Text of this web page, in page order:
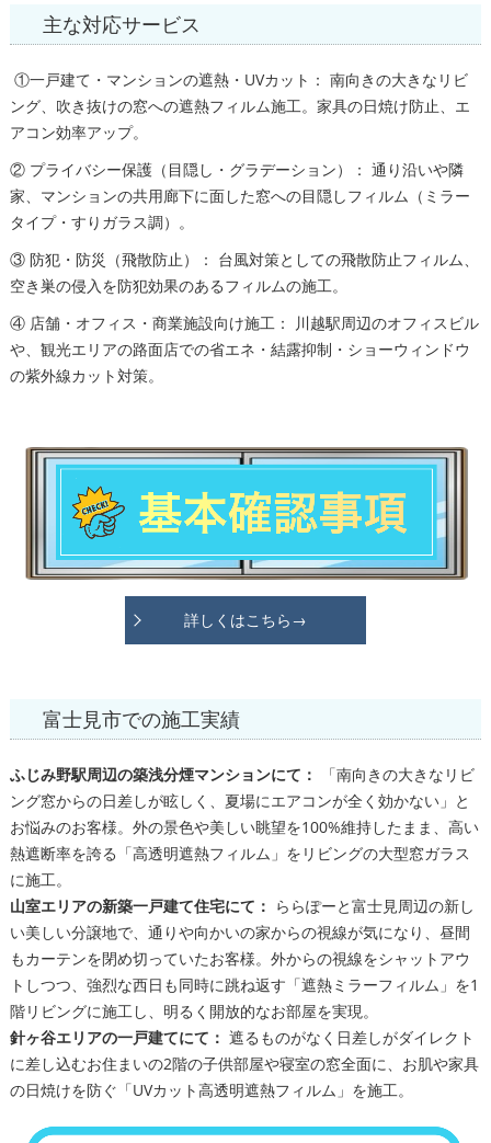
主な対応サービス
①一戸建て・マンションの遮熱・UVカット： 南向きの大きなリビ
ング、吹き抜けの窓への遮熱フィルム施工。家具の日焼け防止、エ
アコン効率アップ。
② プライバシー保護（目隠し・グラデーション）： 通り沿いや隣
家、マンションの共用廊下に面した窓への目隠しフィルム（ミラー
タイプ・すりガラス調）。
③ 防犯・防災（飛散防止）： 台風対策としての飛散防止フィルム、
空き巣の侵入を防犯効果のあるフィルムの施工。
④ 店舗・オフィス・商業施設向け施工： 川越駅周辺のオフィスビル
や、観光エリアの路面店での省エネ・結露抑制・ショーウィンドウ
の紫外線カット対策。
詳しくはこちら→
富士見市での施工実績
ふじみ野駅周辺の築浅分煙マンションにて：
「南向きの大きなリビ
ング窓からの日差しが眩しく、夏場にエアコンが全く効かない」と
お悩みのお客様。外の景色や美しい眺望を100%維持したまま、高い
熱遮断率を誇る「高透明遮熱フィルム」をリビングの大型窓ガラス
に施工。
山室エリアの新築一戸建て住宅にて： ららぽーと富士見周辺の新し
い美しい分譲地で、通りや向かいの家からの視線が気になり、昼間
もカーテンを閉め切っていたお客様。外からの視線をシャットアウ
トしつつ、強烈な西日も同時に跳ね返す「遮熱ミラーフィルム」を1
階リビングに施工し、明るく開放的なお部屋を実現。
針ヶ谷エリアの一戸建てにて： 遮るものがなく日差しがダイレクト
に差し込むお住まいの2階の子供部屋や寝室の窓全面に、お肌や家具
の日焼けを防ぐ「UVカット高透明遮熱フィルム」を施工。